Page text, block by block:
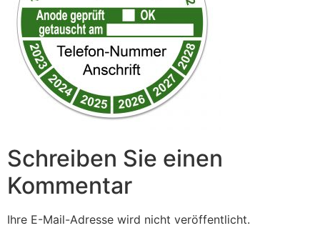
Schreiben Sie einen
Kommentar
Ihre E-Mail-Adresse wird nicht veröffentlicht.